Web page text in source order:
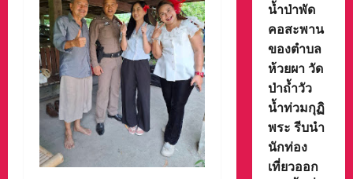
น้ำป่าพัด
คอสะพาน
ของตำบล
ห้วยผา วัด
ป่าถ้ำวัว
น้ำท่วมกุฏิ
พระ รีบนำ
นักท่อง
เที่ยวออก